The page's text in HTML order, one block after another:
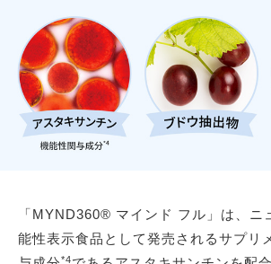
「MYND360® マインド フル」は、ニ
能性表示食品として発売されるサプリ
*4